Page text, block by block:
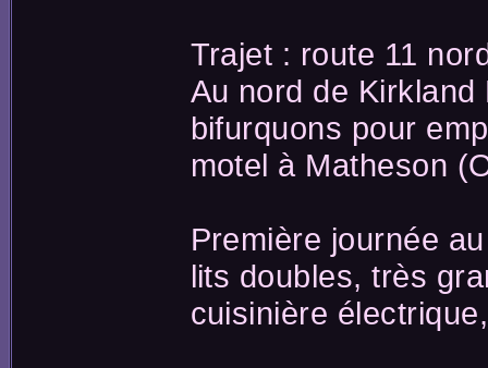
Trajet : route 11
Au nord de
bifurquons pour
motel à Matheson
Première journée
lits doubles, très
cuisinière